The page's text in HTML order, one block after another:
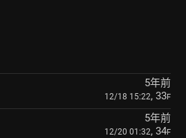
5年前
12/18 15:22, 33F
5年前
12/20 01:32, 34F